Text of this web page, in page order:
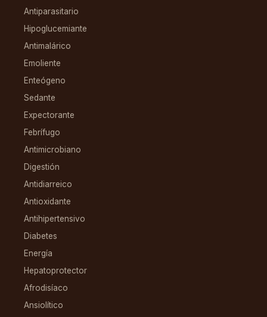
Antiparasitario
Hipoglucemiante
Antimalárico
Emoliente
Enteógeno
Sedante
Expectorante
Febrífugo
Antimicrobiano
Digestión
Antidiarreico
Antioxidante
Antihipertensivo
Diabetes
Energía
Hepatoprotector
Afrodisíaco
Ansiolítico